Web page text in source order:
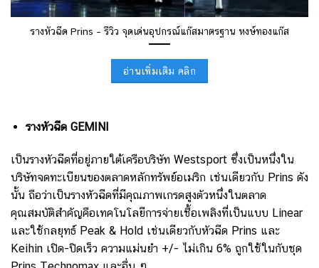
รางหัวฉีด Prins – รีวิว จุดเด่นอุปกรณ์แก๊สมาตรฐาน หงษ์ทองแก๊ส
อ่านเพิ่มเติม คลิก
รางหัวฉีด GEMINI
เป็นรางหัวฉีดที่อยู่ภายใต้เครือบริษัท Westsport ซึ่งเป็นหนึ่งใน
บริษัทจดทะเบียนของตลาดหลักทรัพย์อเมริก เช่นเดียวกับ Prins ดัง
นั้น ถือว่าเป็นรางหัวฉีดที่มีคุณภาพเกรดสูงตัวหนึ่งในตลาด
คุณสมบัติสำคัญคือเทคโนโลยีการจ่ายเชื้อเพลิงที่เป็นแบบ Linear
และใช้กลยุทธ์ Peak & Hold เช่นเดียวกับหัวฉีด Prins และ
Keihin เปิด-ปิดเร็ว ความแม่นยำ +/- ไม่เกิน 6% ถูกใช้ในกับชุด